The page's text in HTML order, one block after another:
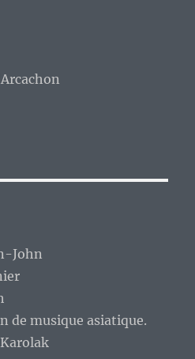
John
de musique asiatique.